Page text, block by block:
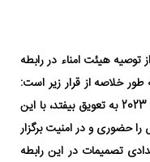
توصیه هیئت امناء در رابطه
طور خلاصه ازقرار زیر است:
کنفرانسی که قرار بود در 2022 برگزار شود تا 2023 به تعویق بیفتد، با این
را حضوری و در امنیت برگزار
تصمیمات در این رابطه